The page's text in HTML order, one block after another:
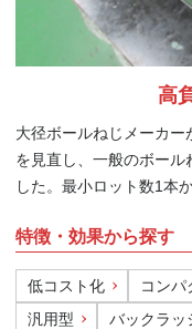
高
大径ボールねじメーカ
を見直し、一般のボール
した。最小ロット数1本
特徴・効果から探す
低コスト化 コンパ
汎用型
バックラッ